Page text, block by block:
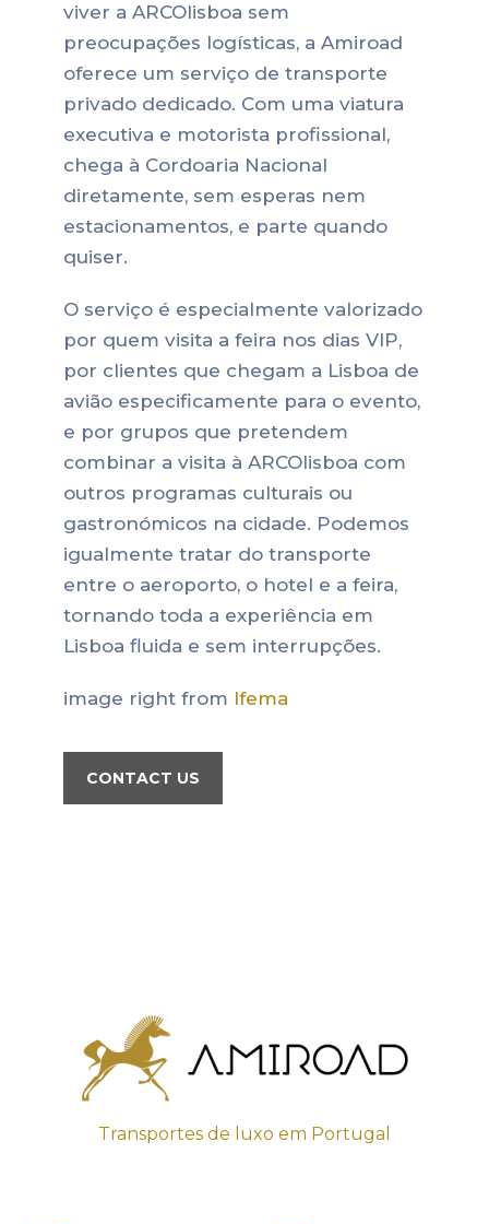
viver a ARCOlisboa sem
preocupações logísticas, a Amiroad
oferece um serviço de transporte
privado dedicado. Com uma viatura
executiva e motorista profissional,
chega à Cordoaria Nacional
diretamente, sem esperas nem
estacionamentos, e parte quando
quiser.
O serviço é especialmente valorizado
por quem visita a feira nos dias VIP,
por clientes que chegam a Lisboa de
avião especificamente para o evento,
e por grupos que pretendem
combinar a visita à ARCOlisboa com
outros programas culturais ou
gastronómicos na cidade. Podemos
igualmente tratar do transporte
entre o aeroporto, o hotel e a feira,
tornando toda a experiência em
Lisboa fluida e sem interrupções.
image right from Ifema
CONTACT US
Transportes de luxo em Portugal